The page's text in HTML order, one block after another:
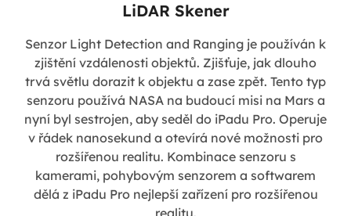
LiDAR Skener
Senzor Light Detection and Ranging je používán k
zjištění vzdálenosti objektů. Zjišťuje, jak dlouho
trvá světlu dorazit k objektu a zase zpět. Tento typ
senzoru používá NASA na budoucí misi na Mars a
nyní byl sestrojen, aby seděl do iPadu Pro. Operuje
v řádek nanosekund a otevírá nové možnosti pro
rozšířenou realitu. Kombinace senzoru s
kamerami, pohybovým senzorem a softwarem
dělá z iPadu Pro nejlepší zařízení pro rozšířenou